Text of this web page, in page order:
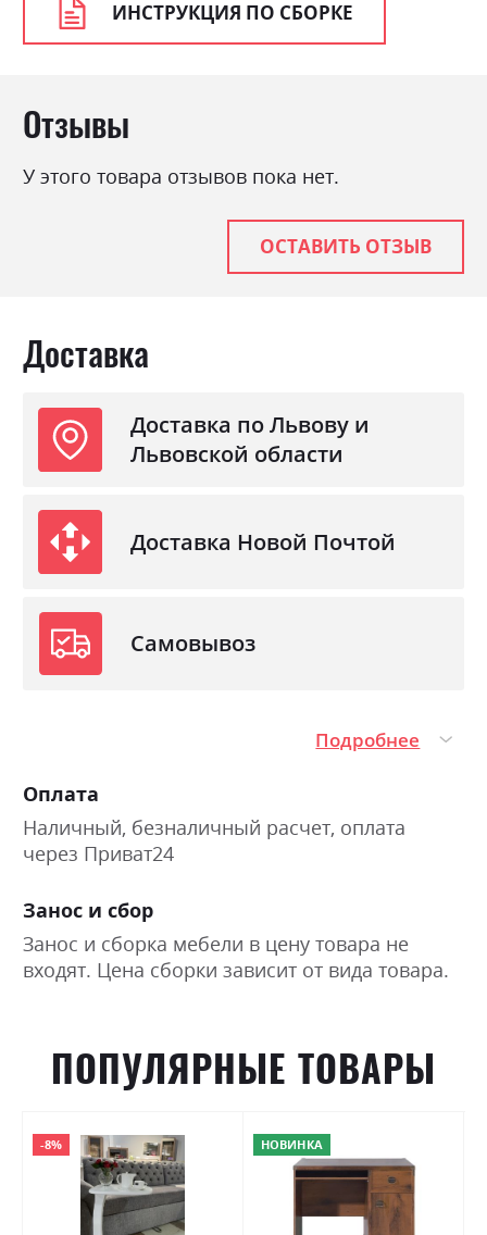
ИНСТРУКЦИЯ ПО СБОРКЕ
Отзывы
У этого товара отзывов пока нет.
ОСТАВИТЬ ОТЗЫВ
Доставка
Доставка по Львову и
Львовской области
Доставка Новой Почтой
Самовывоз
Подробнее
Оплата
Наличный, безналичный расчет, оплата
через Приват24
Занос и сбор
Занос и сборка мебели в цену товара не
входят. Цена сборки зависит от вида товара.
ПОПУЛЯРНЫЕ ТОВАРЫ
-8% НОВИНКА